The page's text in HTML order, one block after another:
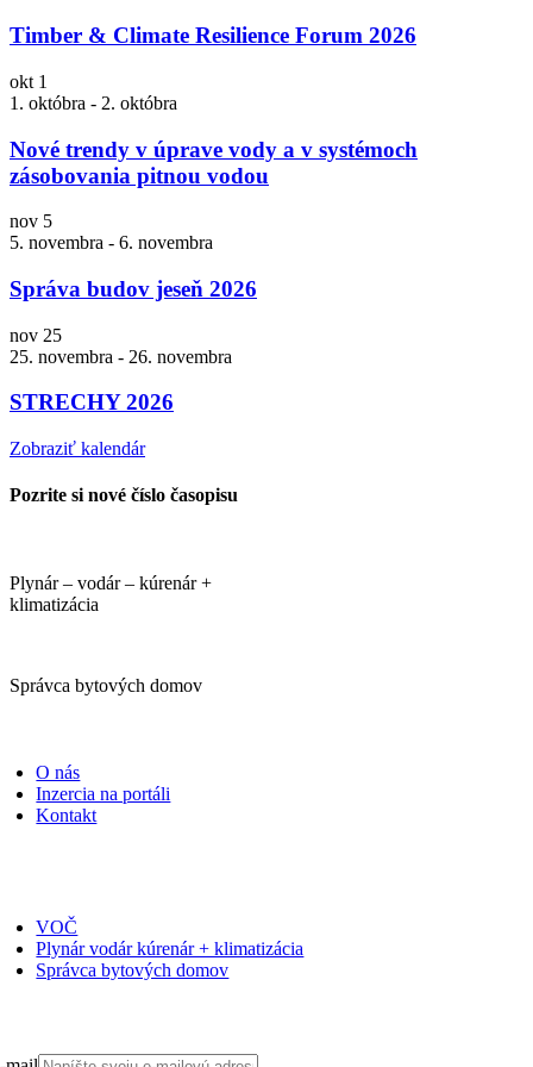
Timber & Climate Resilience Forum 2026
okt 1
1. októbra - 2. októbra
Nové trendy v úprave vody a v systémoch
zásobovania pitnou vodou
nov 5
5. novembra - 6. novembra
Správa budov jeseň 2026
nov 25
25. novembra - 26. novembra
STRECHY 2026
Zobraziť kalendár
Pozrite si nové číslo časopisu
Plynár – vodár – kúrenár +
klimatizácia
Správca bytových domov
O nás
Inzercia na portáli
Kontakt
VOČ
Plynár vodár kúrenár + klimatizácia
Správca bytových domov